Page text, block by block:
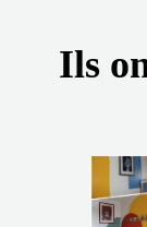
Ils